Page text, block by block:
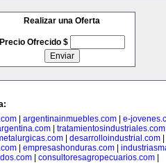
Realizar una Oferta
Precio Ofrecido $
argentinainmuebles.com e-
| tratamientosindustriales.com|
| desarrolloindustrial.com|
empresashonduras.com
| consultoresagropecuarios.com|